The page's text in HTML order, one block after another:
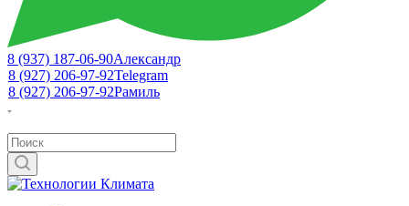
8 (937) 187-06-90Александр
8 (927) 206-97-92Telegram
8 (927) 206-97-92Рамиль